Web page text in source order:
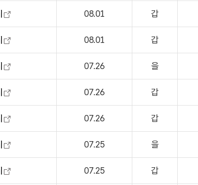
08.01 갑
08.01 갑
07.26 을
07.26 갑
07.26 갑
07.25 을
07.25 갑